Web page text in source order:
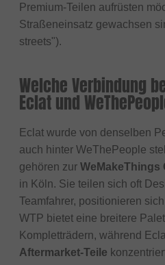
Premium-Teilen aufrüsten
Straßeneinsatz gewachsen
streets").
Welche Verbindung
Eclat und
Eclat wurde von denselben
auch hinter WeThePeople
gehören zur WeMakeThings
in Köln. Sie teilen sich oft
Teamfahrer, positionieren
WTP bietet eine breitere
Kompletträdern, während
Aftermarket-Teile